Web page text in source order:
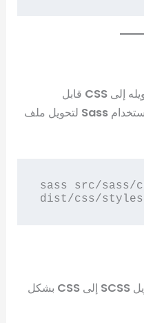
إلىCSS قابل
Sass لتحويل ملف
sass src/sass/
SCSS إلىCSS بشكل